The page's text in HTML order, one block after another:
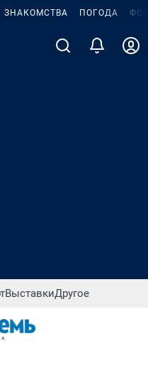
ЗНАКОМСТВА ПОГОДА
ВыставкиДругое